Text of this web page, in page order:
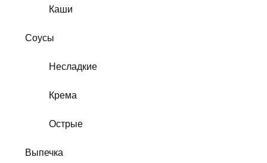
Каши
Соусы
Несладкие
Крема
Острые
Выпечка